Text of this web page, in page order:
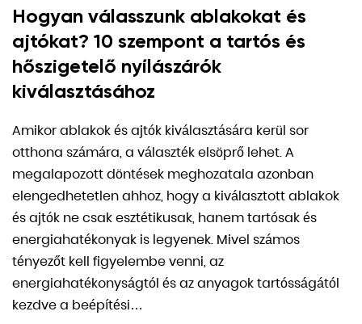
Hogyan válasszunk ablakokat és
ajtókat? 10 szempont a tartós és
hőszigetelő nyílászárók
kiválasztásához
Amikor ablakok és ajtók kiválasztására kerül sor
otthona számára, a választék elsöprő lehet. A
megalapozott döntések meghozatala azonban
elengedhetetlen ahhoz, hogy a kiválasztott ablakok
és ajtók ne csak esztétikusak, hanem tartósak és
energiahatékonyak is legyenek. Mivel számos
tényezőt kell figyelembe venni, az
energiahatékonyságtól és az anyagok tartósságától
kezdve a beépítési…